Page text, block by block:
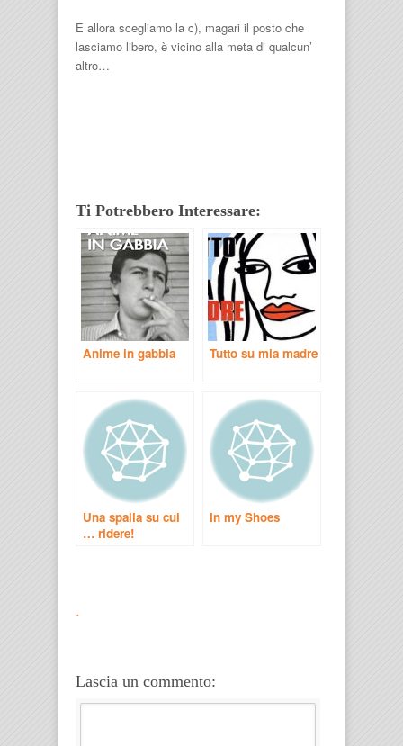
E allora scegliamo la c), magari il posto che
lasciamo libero, è vicino alla meta di qualcun’
altro…
Ti Potrebbero Interessare:
Anime in gabbia Tutto su mia madre
Una spalla su cui
… ridere!
In my Shoes
.
Lascia un commento: